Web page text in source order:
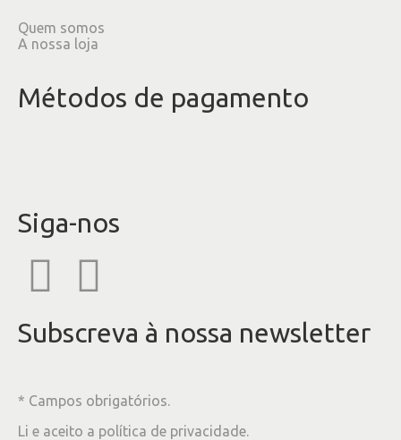
Quem somos
A nossa loja
Métodos de pagamento
Siga-nos
Subscreva à nossa newsletter
* Campos obrigatórios.
Li e aceito a política de privacidade.